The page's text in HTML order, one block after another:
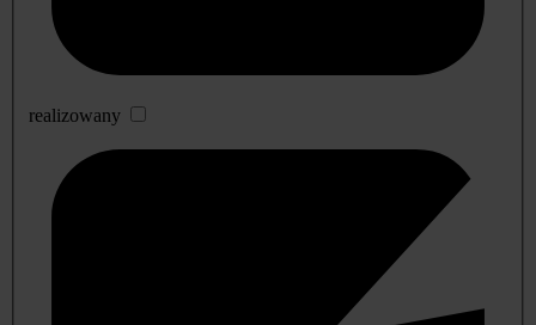
realizowany